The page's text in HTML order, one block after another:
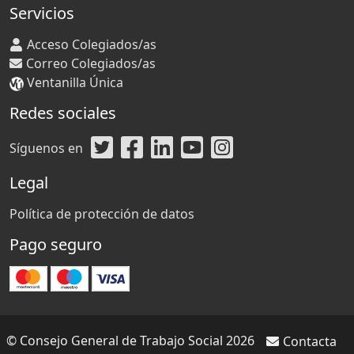
Servicios
Acceso Colegiados/as
Correo Colegiados/as
Ventanilla Única
Redes sociales
Síguenos en
Legal
Política de protección de datos
Pago seguro
© Consejo General de Trabajo Social 2026 Contacta